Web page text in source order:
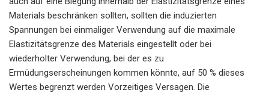
Materials beschränken sollten, sollten die induzierten
Spannungen bei einmaliger Verwendung auf die maximale
Elastizitätsgrenze des Materials eingestellt oder bei
wiederholter Verwendung, bei der es zu
Ermüdungserscheinungen kommen könnte, auf 50 % dieses
Wertes begrenzt werden Vorzeitiges Versagen. Die